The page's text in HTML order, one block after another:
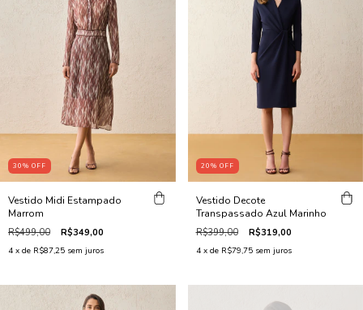
30% OFF
Vestido Midi Estampado
Marrom
R$499,00 R$349,00
4 x de R$87,25 sem juros
20% OFF
Vestido Decote
Transpassado Azul Marinho
R$399,00 R$319,00
4 x de R$79,75 sem juros